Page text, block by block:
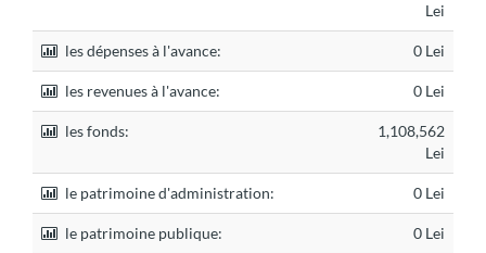
Lei
les dépenses à l'avance: 0 Lei
les revenues à l'avance: 0 Lei
les fonds:
1,108,562
Lei
le patrimoine d'administration: 0 Lei
le patrimoine publique: 0 Lei